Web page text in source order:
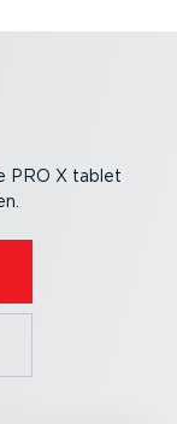
PRO X tablet